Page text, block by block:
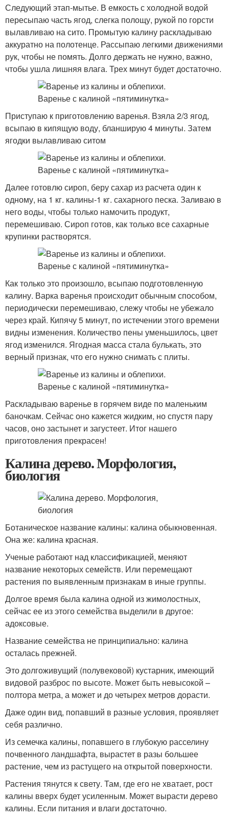
Следующий этап-мытье. В емкость с холодной водой
пересыпаю часть ягод, слегка полощу, рукой по горсти
вылавливаю на сито. Промытую калину раскладываю
аккуратно на полотенце. Рассыпаю легкими движениями
рук, чтобы не помять. Долго держать не нужно, важно,
чтобы ушла лишняя влага. Трех минут будет достаточно.
Приступаю к приготовлению варенья. Взяла 2/3 ягод,
всыпаю в кипящую воду, бланширую 4 минуты. Затем
ягодки вылавливаю ситом
Далее готовлю сироп, беру сахар из расчета один к
одному, на 1 кг. калины-1 кг. сахарного песка. Заливаю в
него воды, чтобы только намочить продукт,
перемешиваю. Сироп готов, как только все сахарные
крупинки растворятся.
Как только это произошло, всыпаю подготовленную
калину. Варка варенья происходит обычным способом,
периодически перемешиваю, слежу чтобы не убежало
через край. Кипячу 5 минут, по истечении этого времени
видны изменения. Количество пены уменьшилось, цвет
ягод изменился. Ягодная масса стала булькать, это
верный признак, что его нужно снимать с плиты.
Раскладываю варенье в горячем виде по маленьким
баночкам. Сейчас оно кажется жидким, но спустя пару
часов, оно застынет и загустеет. Итог нашего
приготовления прекрасен!
Калина дерево. Морфология,
биология
Ботаническое название калины: калина обыкновенная.
Она же: калина красная.
Ученые работают над классификацией, меняют
название некоторых семейств. Или перемещают
растения по выявленным признакам в иные группы.
Долгое время была калина одной из жимолостных,
сейчас ее из этого семейства выделили в другое:
адоксовые.
Название семейства не принципиально: калина
осталась прежней.
Это долгоживущий (полувековой) кустарник, имеющий
видовой разброс по высоте. Может быть невысокой –
полтора метра, а может и до четырех метров дорасти.
Даже один вид, попавший в разные условия, проявляет
себя различно.
Из семечка калины, попавшего в глубокую расселину
почвенного ландшафта, вырастет в разы большее
растение, чем из растущего на открытой поверхности.
Растения тянутся к свету. Там, где его не хватает, рост
калины вверх будет усиленным. Может вырасти дерево
калины. Если питания и влаги достаточно.